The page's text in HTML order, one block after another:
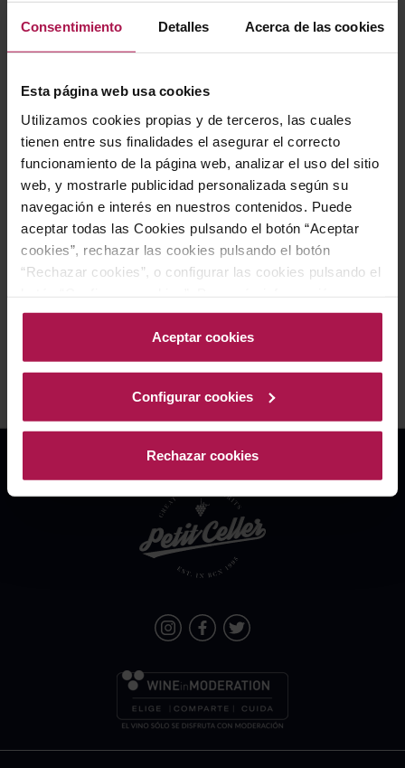
Consentimiento Detalles Acerca de las cookies
Esta página web usa cookies
Utilizamos cookies propias y de terceros, las cuales
tienen entre sus finalidades el asegurar el correcto
funcionamiento de la página web, analizar el uso del sitio
web, y mostrarle publicidad personalizada según su
navegación e interés en nuestros contenidos. Puede
aceptar todas las Cookies pulsando el botón “Aceptar
cookies”, rechazar las cookies pulsando el botón
“Rechazar cookies”, o configurar las cookies pulsando el
acceda a nuestra Política de Cookies.Para más
información acceda a nuestraPolítica de Cookies
Aceptar cookies
Configurar cookies
Rechazar cookies
Quinta Quietud
Quinta de la Quietud
2019
22,50 €
AÑADIR
La Dulce Quietud
Quinta de la Quietud
92 Pe
Precio especial
25,41 €
Precio normal
36,30 €
AÑADIR